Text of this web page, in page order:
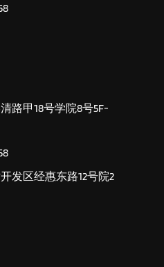
路甲18号学院8号5F-
发区经惠东路12号院2